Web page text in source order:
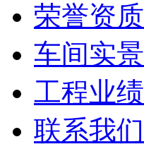
荣誉资质
车间实景
工程业绩
联系我们